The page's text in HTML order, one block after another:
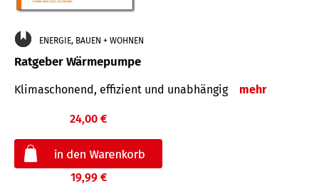
ENERGIE, BAUEN + WOHNEN
Ratgeber Wärmepumpe
Klimaschonend, effizient und unabhängig mehr
24,00 €
19,99 €